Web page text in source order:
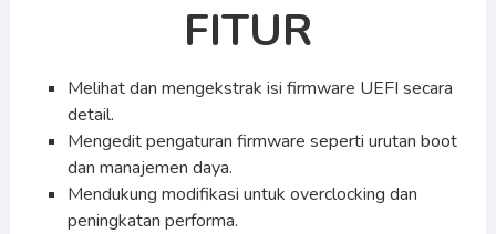
FITUR
Melihat dan mengekstrak isi firmware UEFI secara
detail.
Mengedit pengaturan firmware seperti urutan boot
dan manajemen daya.
Mendukung modifikasi untuk overclocking dan
peningkatan performa.